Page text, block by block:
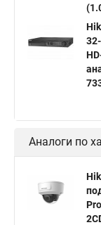
hikvision ds
Видеокамера
Камера Hikvision
Уличная камера
Hikvision
Аналоги по